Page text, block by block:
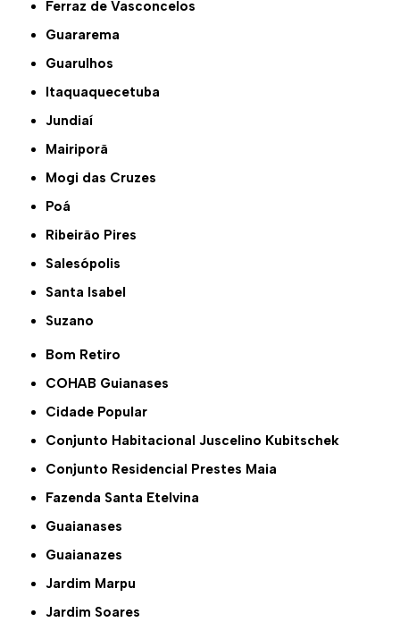
Ferraz de Vasconcelos
Guararema
Guarulhos
Itaquaquecetuba
Jundiaí
Mairiporã
Mogi das Cruzes
Poá
Ribeirão Pires
Salesópolis
Santa Isabel
Suzano
Bom Retiro
COHAB Guianases
Cidade Popular
Conjunto Habitacional Juscelino Kubitschek
Conjunto Residencial Prestes Maia
Fazenda Santa Etelvina
Guaianases
Guaianazes
Jardim Marpu
Jardim Soares